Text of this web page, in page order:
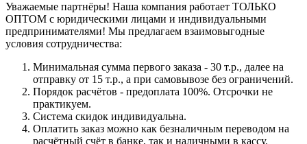
Уважаемые партнёры! Наша компания работает ТОЛЬКО
ОПТОМ с юридическими лицами и индивидуальными
предпринимателями! Мы предлагаем взаимовыгодные
условия сотрудничества:
Минимальная сумма первого заказа - 30 т.р., далее на
отправку от 15 т.р., а при самовывозе без ограничений.
Порядок расчётов - предоплата 100%. Отсрочки не
практикуем.
Система скидок индивидуальна.
Оплатить заказ можно как безналичным переводом на
расчётный счёт в банке, так и наличными в кассу.